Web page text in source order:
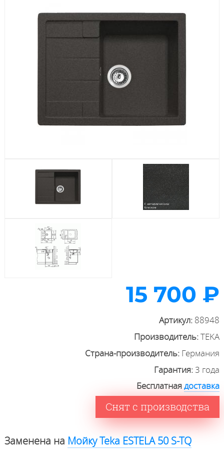
Стиральные машины
Холодильники
15 700 ₽
Артикул: 88948
Производитель:TEKA
Страна-производитель: Германия
Гарантия:3 года
Бесплатнаядоставка
Снят с производства
Заменена на Мойку Teka ESTELA 50 S-TQ